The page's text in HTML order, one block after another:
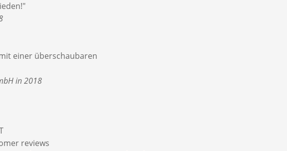
einer überschaubaren
in 2018
reviews